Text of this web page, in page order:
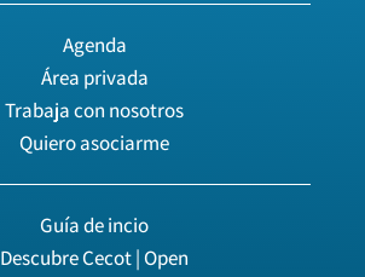
Agenda
Área privada
Trabaja con nosotros
Quiero asociarme
Guía de incio
Descubre Cecot | Open